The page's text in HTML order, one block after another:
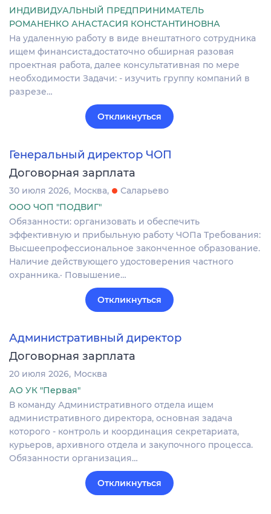
ИНДИВИДУАЛЬНЫЙ ПРЕДПРИНИМАТЕЛЬ
РОМАНЕНКО АНАСТАСИЯ КОНСТАНТИНОВНА
На удаленную работу в виде внештатного сотрудника
ищем финансиста,достаточно обширная разовая
проектная работа, далее консультативная по мере
необходимости Задачи: - изучить группу компаний в
разрезе…
Откликнуться
Генеральный директор ЧОП
Договорная зарплата
30 июля 2026 Москва
Саларьево
ООО ЧОП "ПОДВИГ"
Обязанности: организовать и обеспечить
эффективную и прибыльную работу ЧОПа Требования:
Высшеепрофессиональное законченное образование.
Наличие действующего удостоверения частного
охранника.· Повышение…
Откликнуться
Административный директор
Договорная зарплата
20 июля 2026 Москва
АО УК "Первая"
В команду Административного отдела ищем
административного директора, основная задача
которого - контроль и координация секретариата,
курьеров, архивного отдела и закупочного процесса.
Обязанности организация…
Откликнуться